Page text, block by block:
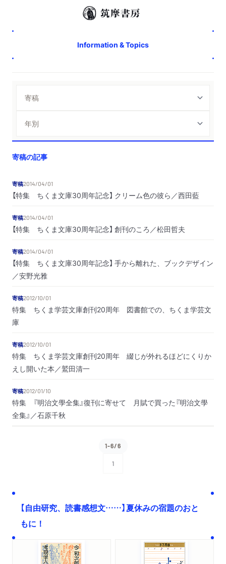
Information & Topics
寄稿の記事
寄稿2014/04/01
【特集 ちくま文庫30周年記念】 クリーム色の彼ら／西田藍
寄稿2014/04/01
【特集 ちくま文庫30周年記念】 創刊のころ／松田哲夫
寄稿2014/04/01
【特集 ちくま文庫30周年記念】 手から離れた、ブックデザイン
／安野光雅
寄稿2012/10/01
特集 ちくま学芸文庫創刊20周年 図書館での、ちくま学芸文
庫
寄稿2012/10/01
特集 ちくま学芸文庫創刊20周年 綴じが外れるほどにくりか
えし開いた本／鷲田清一
寄稿2012/01/10
特集 『明治文學全集』復刊に寄せて 月賦で買った『明治文學
全集』／石原千秋
1-6/6
1
【自由研究、読書感想文……】夏休みの宿題のおと
もに！